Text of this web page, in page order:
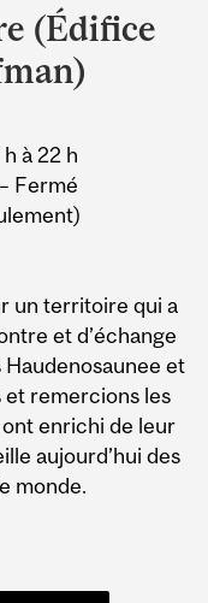
(Édifice
à 22 h
Fermé
un territoire qui a
et d’échange
et
et remercions les
enrichi de leur
aujourd’hui des
monde.